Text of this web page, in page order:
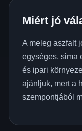
Miért jó
A meleg aszfalt
egységes, sima
és ipari
ajánljuk, mert a
szempontjából